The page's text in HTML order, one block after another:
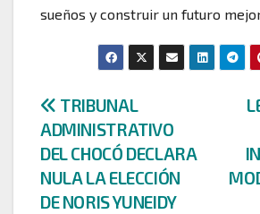
sueños y construir un futuro
Navegación
de
entradas
TRIBUNAL
ADMINISTRATIVO
DEL CHOCÓ DECLARA
NULA LA ELECCIÓN
DE NORIS YUNEIDY